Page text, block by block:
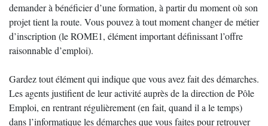
demander à bénéficier d’une formation, à partir du moment où son
projet tient la route. Vous pouvez à tout moment changer de métier
d’inscription (le ROME1, élément important définissant l’offre
raisonnable d’emploi).
Gardez tout élément qui indique que vous avez fait des démarches.
Les agents justifient de leur activité auprès de la direction de Pôle
Emploi, en rentrant régulièrement (en fait, quand il a le temps)
dans l’informatique les démarches que vous faites pour retrouver